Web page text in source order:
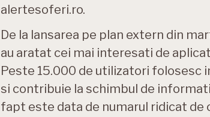
alertesoferi.ro.
De la lansarea pe plan extern din
au aratat cei mai interesati de
Peste 15.000 de utilizatori folosesc
si contribuie la schimbul de
fapt este data de numarul ridicat de